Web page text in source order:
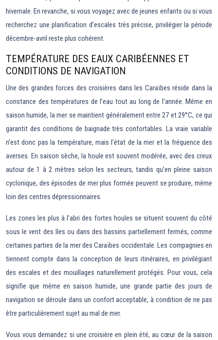
hivernale. En revanche, si vous voyagez avec de jeunes enfants ou si vous
recherchez une planification d’escales très précise, privilégier la période
décembre-avril reste plus cohérent.
TEMPÉRATURE DES EAUX CARIBÉENNES ET
CONDITIONS DE NAVIGATION
Une des grandes forces des croisières dans les Caraïbes réside dans la
constance des températures de l’eau tout au long de l’année. Même en
saison humide, la mer se maintient généralement entre 27 et 29°C, ce qui
garantit des conditions de baignade très confortables. La vraie variable
n’est donc pas la température, mais l’état de la mer et la fréquence des
averses. En saison sèche, la houle est souvent modérée, avec des creux
autour de 1 à 2 mètres selon les secteurs, tandis qu’en pleine saison
cyclonique, des épisodes de mer plus formée peuvent se produire, même
loin des centres dépressionnaires.
Les zones les plus à l’abri des fortes houles se situent souvent du côté
sous le vent des îles ou dans des bassins partiellement fermés, comme
certaines parties de la mer des Caraïbes occidentale. Les compagnies en
tiennent compte dans la conception de leurs itinéraires, en privilégiant
des escales et des mouillages naturellement protégés. Pour vous, cela
signifie que même en saison humide, une grande partie des jours de
navigation se déroule dans un confort acceptable, à condition de ne pas
être particulièrement sujet au mal de mer.
Vous vous demandez si une croisière en plein été, au cœur de la saison